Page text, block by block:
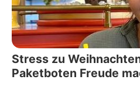
Stress zu
Paketboten Freude